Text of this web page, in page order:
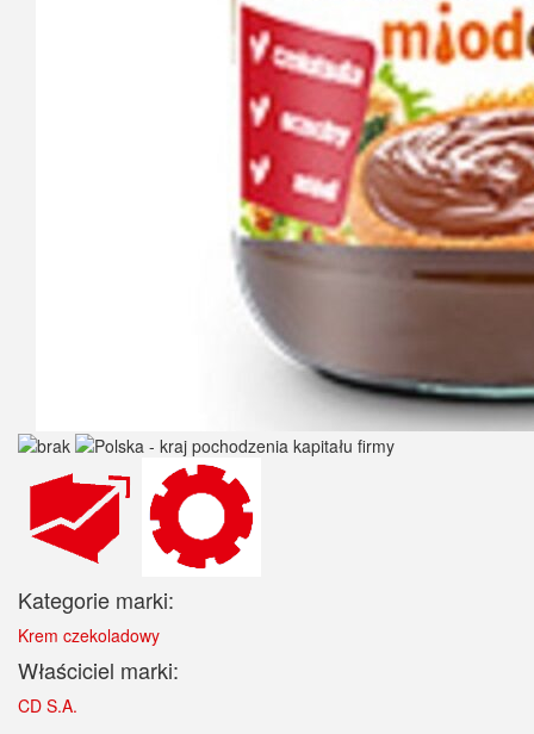
Kategorie marki:
Krem czekoladowy
Właściciel marki:
CD S.A.